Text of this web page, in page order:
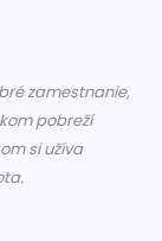
zamestnanie,
pobreží
si užíva